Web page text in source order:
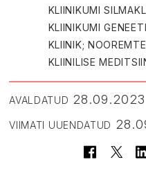
KLIINIKUMI
KLIINIKUMI
KLIINIK;
KLIINILISE
AVALDATUD
VIIMATI UUENDATUD